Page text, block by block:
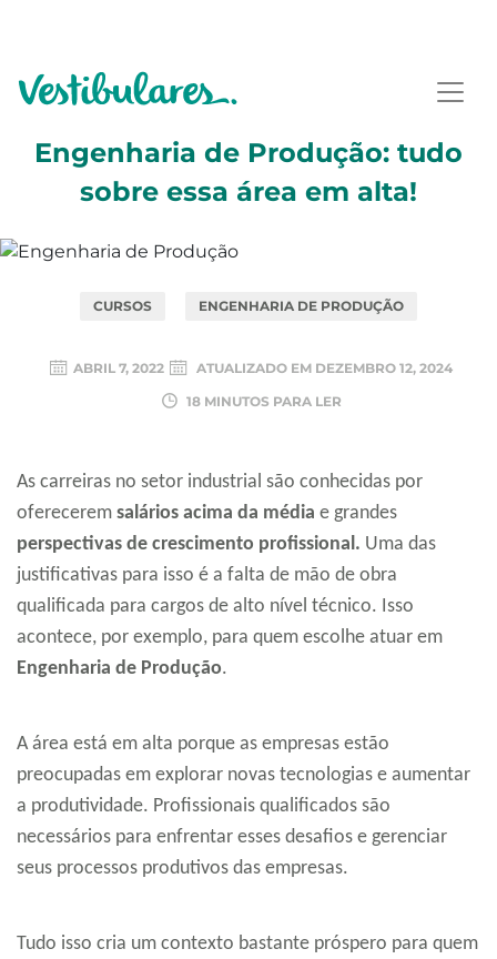
Engenharia de Produção: tudo
sobre essa área em alta!
CURSOS ENGENHARIA DE PRODUÇÃO
ABRIL 7, 2022 ATUALIZADO EM DEZEMBRO 12, 2024
18 MINUTOS PARA LER
As carreiras no setor industrial são conhecidas por
oferecerem salários acima da média e grandes
perspectivas de crescimento profissional. Uma das
justificativas para isso é a falta de mão de obra
qualificada para cargos de alto nível técnico. Isso
acontece, por exemplo, para quem escolhe atuar em
Engenharia de Produção.
A área está em alta porque as empresas estão
preocupadas em explorar novas tecnologias e aumentar
a produtividade. Profissionais qualificados são
necessários para enfrentar esses desafios e gerenciar
seus processos produtivos das empresas.
Tudo isso cria um contexto bastante próspero para quem